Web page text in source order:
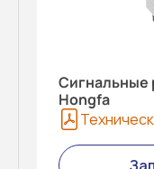
Сигнальные
Hongfa